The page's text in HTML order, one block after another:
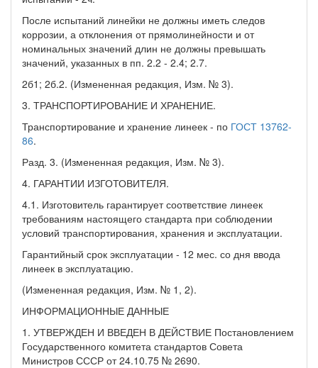
После испытаний линейки не должны иметь следов
коррозии, а отклонения от прямолинейности и от
номинальных значений длин не должны превышать
значений, указанных в пп. 2.2 - 2.4; 2.7.
2б1; 2б.2. (Измененная редакция, Изм. № 3).
3. ТРАНСПОРТИРОВАНИЕ И ХРАНЕНИЕ.
Транспортирование и хранение линеек - по ГОСТ 13762-
86.
Разд. 3. (Измененная редакция, Изм. № 3).
4. ГАРАНТИИ ИЗГОТОВИТЕЛЯ.
4.1. Изготовитель гарантирует соответствие линеек
требованиям настоящего стандарта при соблюдении
условий транспортирования, хранения и эксплуатации.
Гарантийный срок эксплуатации - 12 мес. со дня ввода
линеек в эксплуатацию.
(Измененная редакция, Изм. № 1, 2).
ИНФОРМАЦИОННЫЕ ДАННЫЕ
1. УТВЕРЖДЕН И ВВЕДЕН В ДЕЙСТВИЕ Постановлением
Государственного комитета стандартов Совета
Министров СССР от 24.10.75 № 2690.